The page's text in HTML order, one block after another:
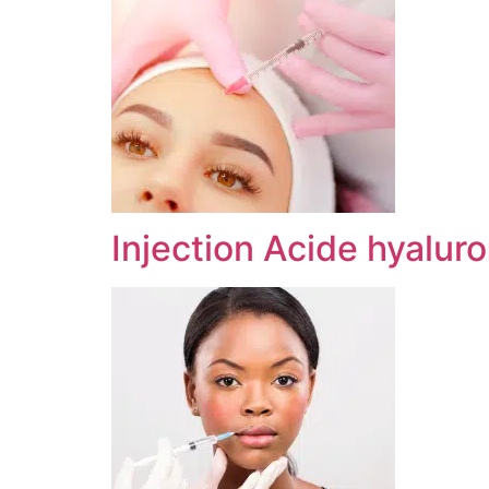
Injection Acide